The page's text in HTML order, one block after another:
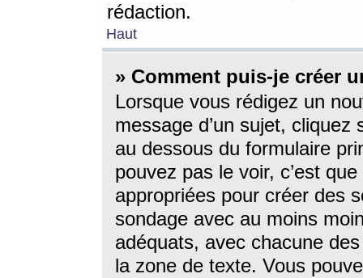
rédaction.
Haut
» Comment puis-je créer
Lorsque vous rédigez un
message d’un sujet, cliquez
au dessous du formulaire
pouvez pas le voir, c’est
appropriées pour créer des
sondage avec au moins
adéquats, avec chacune
la zone de texte. Vous